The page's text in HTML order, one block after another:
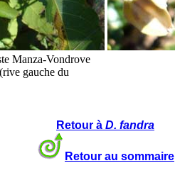
Manza-Vondrove
gauche du
Retour à D. fandra
Retour au sommaire